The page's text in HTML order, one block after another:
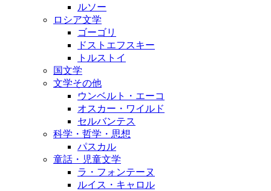
ルソー
ロシア文学
ゴーゴリ
ドストエフスキー
トルストイ
国文学
文学その他
ウンベルト・エーコ
オスカー・ワイルド
セルバンテス
科学・哲学・思想
パスカル
童話・児童文学
ラ・フォンテーヌ
ルイス・キャロル